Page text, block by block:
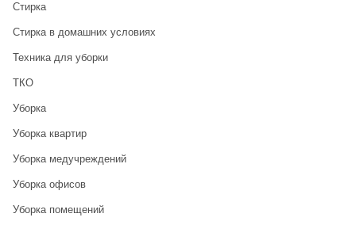
Стирка
Стирка в домашних условиях
Техника для уборки
ТКО
Уборка
Уборка квартир
Уборка медучреждений
Уборка офисов
Уборка помещений